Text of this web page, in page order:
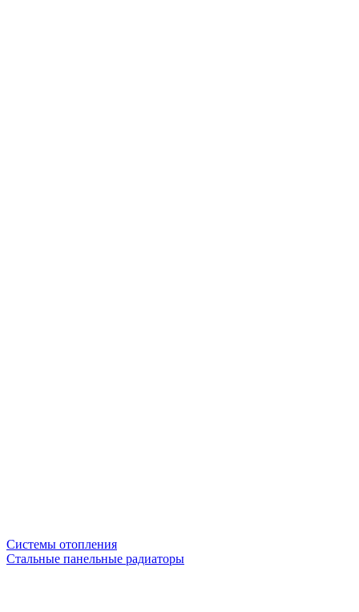
Системы отопления
Стальные панельные радиаторы